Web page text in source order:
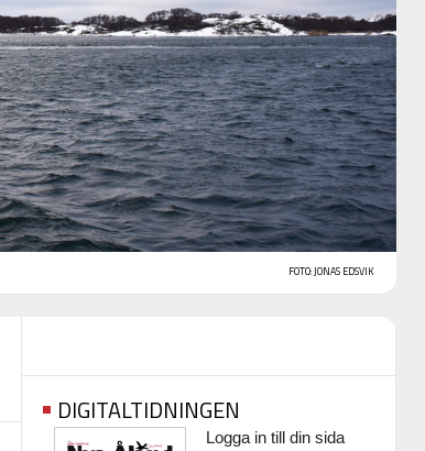
FOTO: JONAS EDSVIK
DIGITALTIDNINGEN
Logga in till din sida